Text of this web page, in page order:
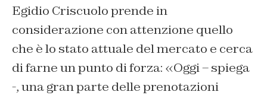
Egidio Criscuolo prende in
considerazione con attenzione quello
che è lo stato attuale del mercato e cerca
di farne un punto di forza: «Oggi – spiega
-, una gran parte delle prenotazioni